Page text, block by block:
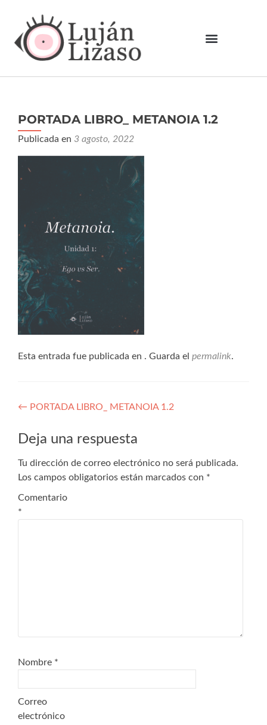
PORTADA LIBRO_ METANOIA 1.2
Publicada en 3 agosto, 2022
Esta entrada fue publicada en . Guarda el permalink.
← PORTADA LIBRO_ METANOIA 1.2
Deja una respuesta
Tu dirección de correo electrónico no será publicada.
Los campos obligatorios están marcados con *
Comentario
*
Nombre *
Correo
electrónico